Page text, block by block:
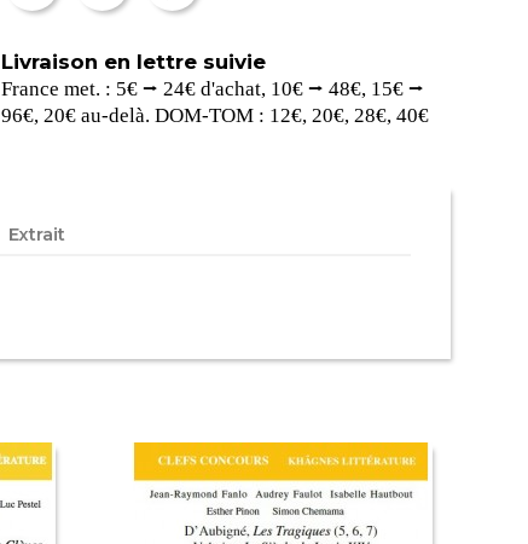
Livraison en lettre suivie
France met. : 5€ ⭢ 24€ d'achat, 10€ ⭢ 48€, 15€ ⭢
96€, 20€ au-delà. DOM-TOM : 12€, 20€, 28€, 40€
Extrait